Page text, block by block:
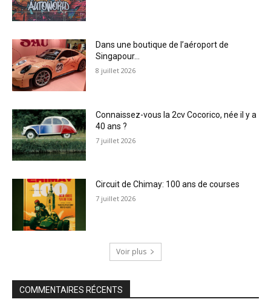
Dans une boutique de l’aéroport de
Singapour…
8 juillet 2026
Connaissez-vous la 2cv Cocorico, née il y a
40 ans ?
7 juillet 2026
Circuit de Chimay: 100 ans de courses
7 juillet 2026
Voir plus
COMMENTAIRES RÉCENTS